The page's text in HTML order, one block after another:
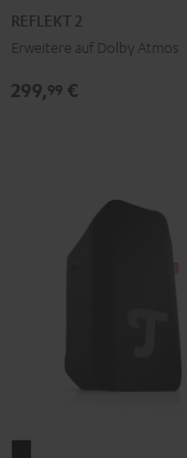
REFLEKT 2
Erweitere auf Dolby Atmos
299,99 €